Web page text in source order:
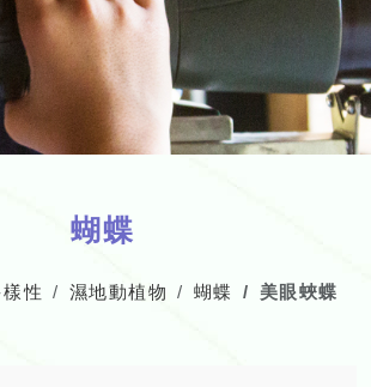
蝴蝶
性 濕地動植物 蝴蝶 美眼蛺蝶